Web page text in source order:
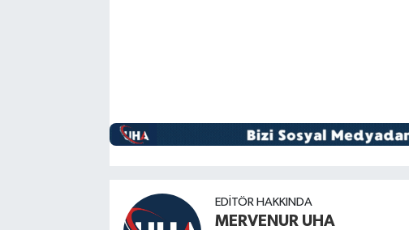
EDITÖR HAKKINDA
MERVENUR UHA